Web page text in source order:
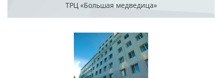
ТРЦ «Большая медведица»